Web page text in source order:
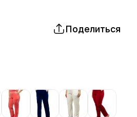
Поделиться